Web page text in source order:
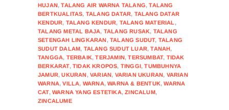
HUJAN,TALANG AIR WARNA TALANG,TALANG
BERTKUALITAS, TALANG DATAR, TALANG DATAR
KENDUR, TALANG KENDUR, TALANG MATERIAL ,
TALANG METAL BAJA, TALANG RUSAK, TALANG
SETENGAH LINGKARAN,TALANG SUDUT, TALANG
SUDUT DALAM, TALANG SUDUT LUAR,TANAH,
TANGGA, TERBAIK,TERJAMIN,TERSUMBAT, TIDAK
BERKARAT,TIDAK KROPOS, TINGGI,TUMBUHNYA
JAMUR,UKURAN,VARIAN, VARIAN UKURAN, VARIAN
WARNA,VILLA, WARNA,WARNA & BENTUK,WARNA
CAT,WARNA YANG ESTETIKA,ZINCALUM,
ZINCALUME